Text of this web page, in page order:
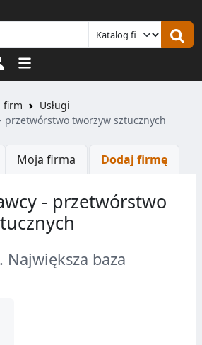
Logowanie
firm
Usługi
przetwórstwo tworzyw sztucznych
Moja firma Dodaj firmę
- przetwórstwo
Największa baza